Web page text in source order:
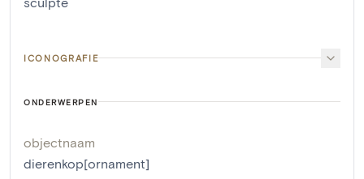
ICONOGRAFIE
ONDERWERPEN
objectnaam
dierenkop[ornament]